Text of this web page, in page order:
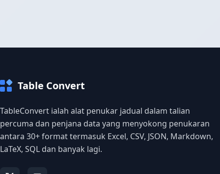
Table Convert
TableConvert ialah alat penukar jadual dalam talian
percuma dan penjana data yang menyokong penukaran
antara 30+ format termasuk Excel, CSV, JSON, Markdown,
LaTeX, SQL dan banyak lagi.